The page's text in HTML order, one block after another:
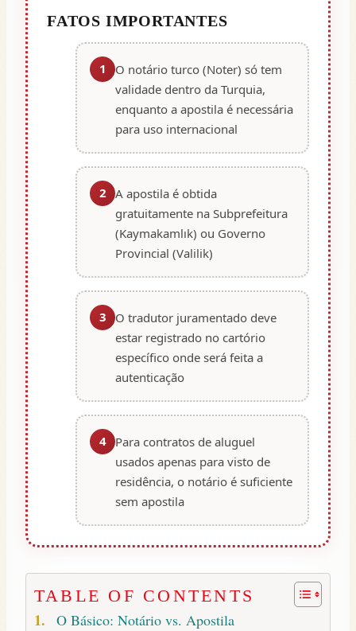
FATOS IMPORTANTES
1
O notário turco (Noter) só tem
validade dentro da Turquia,
enquanto a apostila é necessária
para uso internacional
2 A apostila é obtida
gratuitamente na Subprefeitura
(Kaymakamlık) ou Governo
Provincial (Valilik)
3
O tradutor juramentado deve
estar registrado no cartório
específico onde será feita a
autenticação
4
Para contratos de aluguel
usados apenas para visto de
residência, o notário é suficiente
sem apostila
TABLE OF CONTENTS
O Básico: Notário vs. Apostila